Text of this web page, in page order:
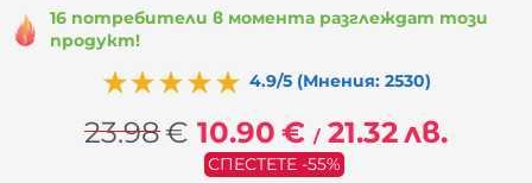
16 потребители в момента разглеждат този
продукт!
4.9/5 (Мнения: 2530)
23.98€ 10.90 € / 21.32лв.
СПЕСТЕТЕ -55%